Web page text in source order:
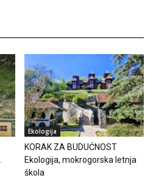
Ekologija
KORAK ZA BUDUĆNOST
Ekologija, mokrogorska letnja
škola